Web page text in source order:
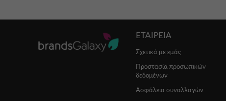
ΕΤΑΙΡΕΙΑ
Σχετικά με εμάς
Προστασία προσωπικών
δεδομένων
Ασφάλεια συναλλαγών